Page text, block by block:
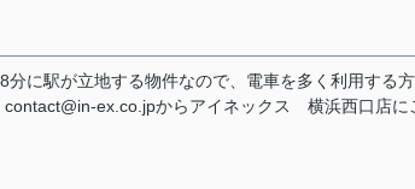
に駅が立地する物件なので、電車を多く利用する
ex.co.jpからアイネックス 横浜西口店に